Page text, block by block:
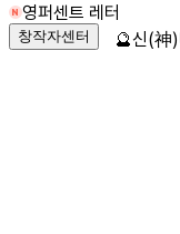
영퍼센트 레터
창작자센터 🔮신(神)